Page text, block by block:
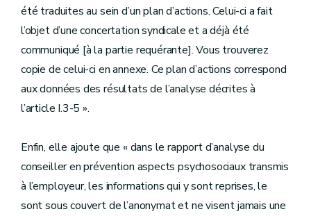
été traduites au sein d’un plan d’actions. Celui-ci a fait
l’objet d’une concertation syndicale et a déjà été
communiqué [à la partie requérante]. Vous trouverez
copie de celui-ci en annexe. Ce plan d’actions correspond
aux données des résultats de l’analyse décrites à
l’article I.3-5 ».
Enfin, elle ajoute que « dans le rapport d’analyse du
conseiller en prévention aspects psychosociaux transmis
à l’employeur, les informations qui y sont reprises, le
sont sous couvert de l’anonymat et ne visent jamais une